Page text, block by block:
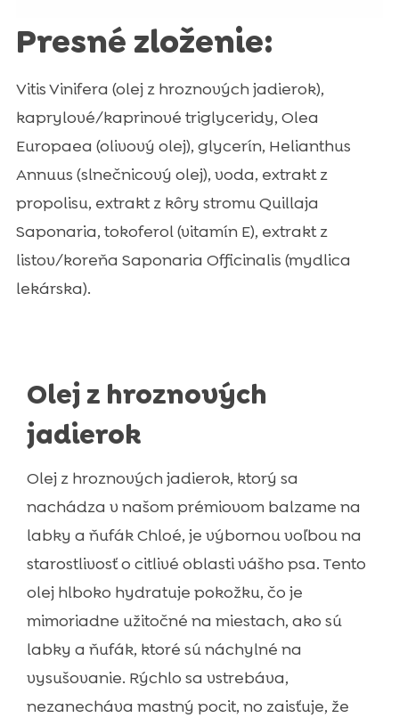
Presné zloženie:
Vitis Vinifera (olej z hroznových jadierok),
kaprylové/kaprinové triglyceridy, Olea
Europaea (olivový olej), glycerín, Helianthus
Annuus (slnečnicový olej), voda, extrakt z
propolisu, extrakt z kôry stromu Quillaja
Saponaria, tokoferol (vitamín E), extrakt z
listov/koreňa Saponaria Officinalis (mydlica
lekárska).
Olej z hroznových
jadierok
Olej z hroznových jadierok, ktorý sa
nachádza v našom prémiovom balzame na
labky a ňufák Chloé, je výbornou voľbou na
starostlivosť o citlivé oblasti vášho psa. Tento
olej hlboko hydratuje pokožku, čo je
mimoriadne užitočné na miestach, ako sú
labky a ňufák, ktoré sú náchylné na
vysušovanie. Rýchlo sa vstrebáva,
nezanecháva mastný pocit, no zaisťuje, že